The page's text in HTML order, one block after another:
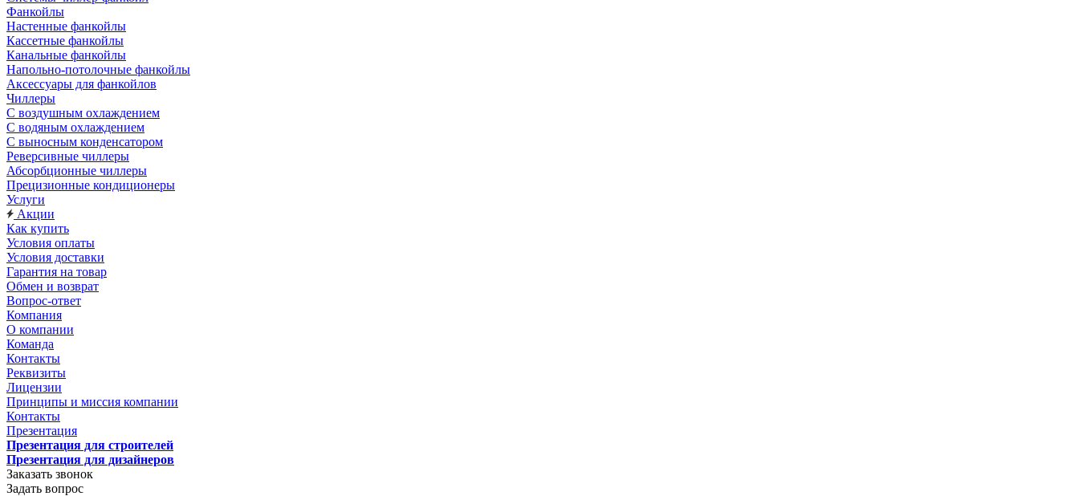
Фанкойлы
Настенные фанкойлы
Кассетные фанкойлы
Канальные фанкойлы
Напольно-потолочные фанкойлы
Аксессуары для фанкойлов
Чиллеры
С воздушным охлаждением
С водяным охлаждением
С выносным конденсатором
Реверсивные чиллеры
Абсорбционные чиллеры
Прецизионные кондиционеры
Услуги
Акции
Как купить
Условия оплаты
Условия доставки
Гарантия на товар
Обмен и возврат
Вопрос-ответ
Компания
О компании
Команда
Контакты
Реквизиты
Лицензии
Принципы и миссия компании
Контакты
Презентация
Презентация для строителей
Презентация для дизайнеров
Заказать звонок
Задать вопрос